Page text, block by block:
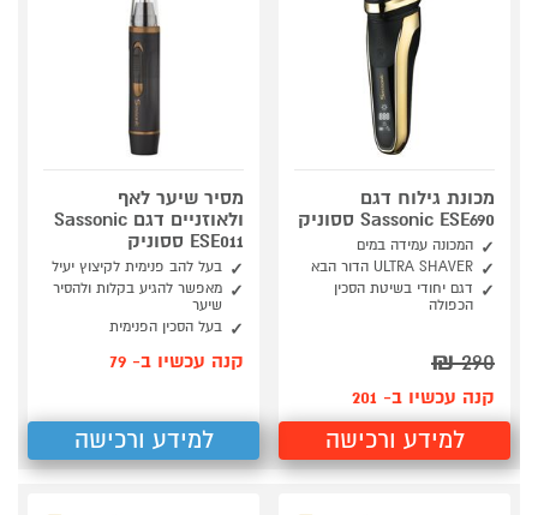
מכונת גילוח דגם
Sassonic ESE690 ססוניק
המכונה עמידה במים
ULTRA SHAVER הדור הבא
דגם יחודי בשיטת הסכין
הכפולה
290
₪
קנה עכשיו ב- 201
למידע ורכישה
מסיר שיער לאף
ולאוזניים דגם Sassonic
ESE011 ססוניק
בעל להב פנימית לקיצוץ יעיל
מאפשר להגיע בקלות ולהסיר
שיער
בעל הסכין הפנימית
קנה עכשיו ב- 79
למידע ורכישה